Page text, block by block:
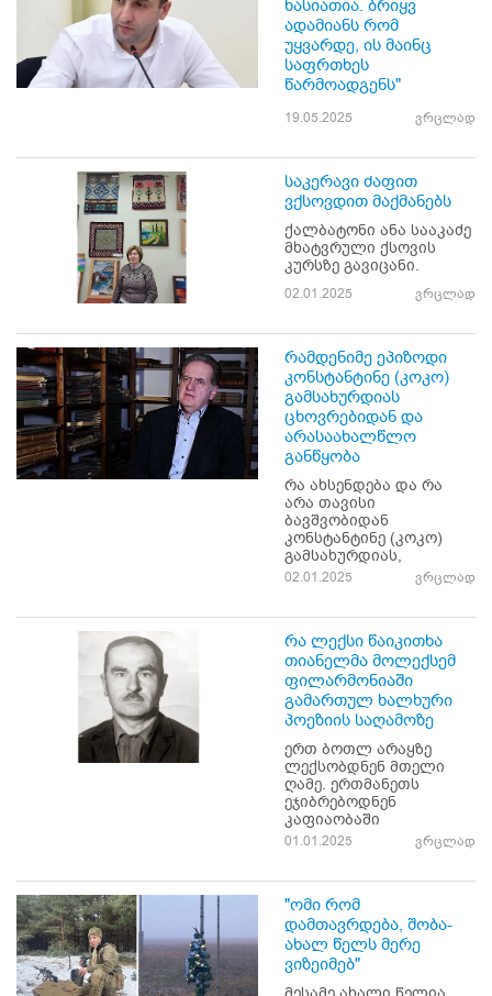
ხასიათია. ბრიყვ
ადამიანს რომ
უყვარდე, ის მაინც
საფრთხეს
წარმოადგენს"
19.05.2025 ვრცლად
საკერავი ძაფით
ვქსოვდით მაქმანებს
ქალბატონი ანა სააკაძე
მხატვრული ქსოვის
კურსზე გავიცანი.
02.01.2025 ვრცლად
რამდენიმე ეპიზოდი
კონსტანტინე (კოკო)
გამსახურდიას
ცხოვრებიდან და
არასაახალწლო
განწყობა
რა ახსენდება და რა
არა თავისი
ბავშვობიდან
კონსტანტინე (კოკო)
გამსახურდიას,
02.01.2025 ვრცლად
რა ლექსი წაიკითხა
თიანელმა მოლექსემ
ფილარმონიაში
გამართულ ხალხური
პოეზიის საღამოზე
ერთ ბოთლ არაყზე
ლექსობდნენ მთელი
ღამე. ერთმანეთს
ეჯიბრებოდნენ
კაფიაობაში
01.01.2025 ვრცლად
"ომი რომ
დამთავრდება, შობა-
ახალ წელს მერე
ვიზეიმებ"